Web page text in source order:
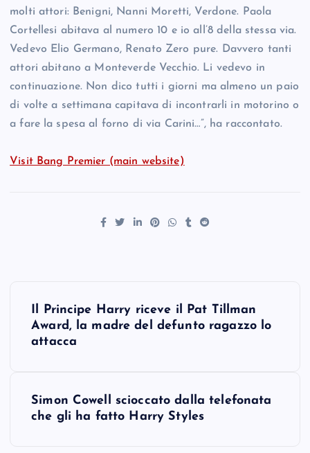
molti attori: Benigni, Nanni Moretti, Verdone. Paola
Cortellesi abitava al numero 10 e io all’8 della stessa via.
Vedevo Elio Germano, Renato Zero pure. Davvero tanti
attori abitano a Monteverde Vecchio. Li vedevo in
continuazione. Non dico tutti i giorni ma almeno un paio
di volte a settimana capitava di incontrarli in motorino o
a fare la spesa al forno di via Carini…”, ha raccontato.
Visit Bang Premier (main website)
Il Principe Harry riceve il Pat Tillman
Award, la madre del defunto ragazzo lo
attacca
Simon Cowell scioccato dalla telefonata
che gli ha fatto Harry Styles